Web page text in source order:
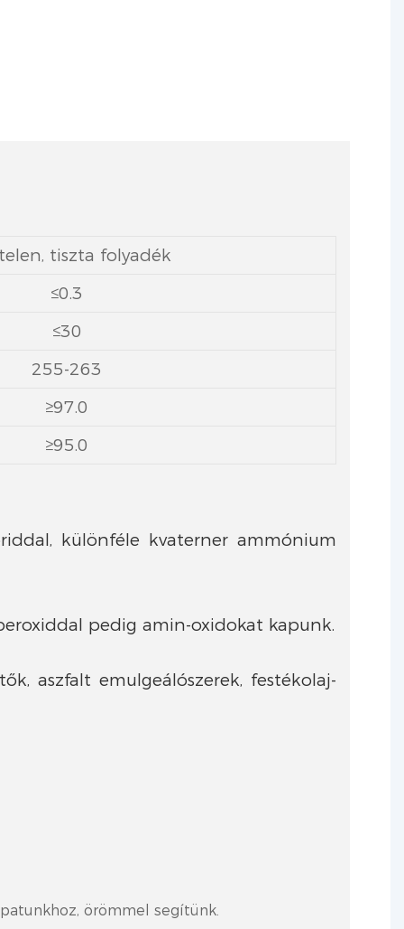
tiszta folyadék
≤0.3
≤30
255-263
≥97.0
≥95.0
különféle kvaterner ammónium
pedig amin-oxidokat kapunk.
aszfalt emulgeálószerek, festékolaj-
örömmel segítünk.